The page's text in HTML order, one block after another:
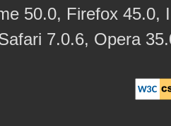
50.0, Firefox 45.0,
7.0.6, Opera